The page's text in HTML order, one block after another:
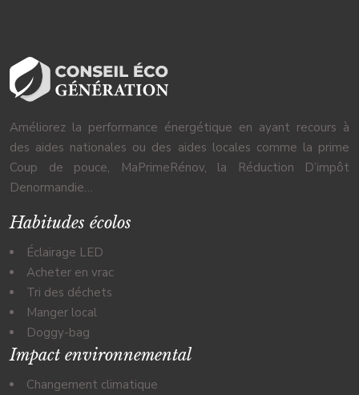
Améliorez la performance énergétique en ayant recours à
des aides nationales ou des aides locales comme la prime
Coup de pouce, MaPrimeRénov, la Réduction D’impôt
Denormandie…
Habitudes écolos
Éclairage LED
Acheter en vrac
Tri des déchets
Manger local
Doggy-bag
Impact environnemental
Changement climatique